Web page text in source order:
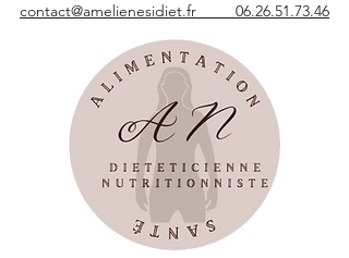
contact@amelienesidiet.fr 06.26.51.73.46